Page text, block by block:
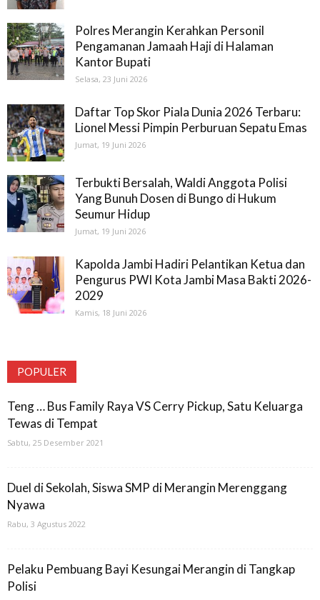
Polres Merangin Kerahkan Personil
Pengamanan Jamaah Haji di Halaman
Kantor Bupati
Selasa, 23 Juni 2026
Daftar Top Skor Piala Dunia 2026 Terbaru:
Lionel Messi Pimpin Perburuan Sepatu Emas
Jumat, 19 Juni 2026
Terbukti Bersalah, Waldi Anggota Polisi
Yang Bunuh Dosen di Bungo di Hukum
Seumur Hidup
Jumat, 19 Juni 2026
Kapolda Jambi Hadiri Pelantikan Ketua dan
Pengurus PWI Kota Jambi Masa Bakti 2026-
2029
Kamis, 18 Juni 2026
POPULER
Teng … Bus Family Raya VS Cerry Pickup, Satu Keluarga
Tewas di Tempat
Sabtu, 25 Desember 2021
Duel di Sekolah, Siswa SMP di Merangin Merenggang
Nyawa
Rabu, 3 Agustus 2022
Pelaku Pembuang Bayi Kesungai Merangin di Tangkap
Polisi